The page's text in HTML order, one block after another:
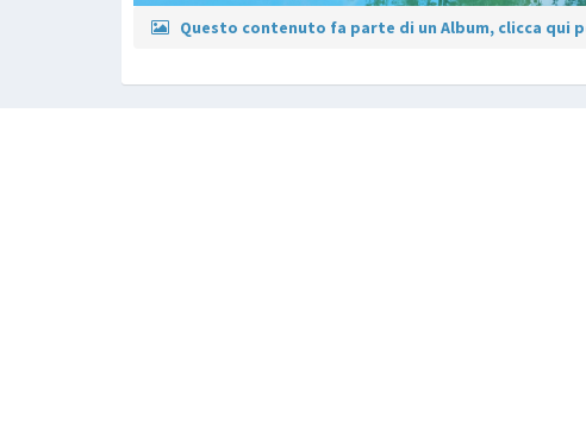
Questo contenuto fa parte di un Album, clicca qui